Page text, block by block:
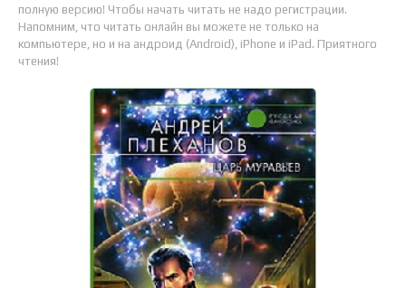
полную версию! Чтобы начать читать не надо регистрации.
Напомним, что читать онлайн вы можете не только на
компьютере, но и на андроид (Android), iPhone и iPad. Приятного
чтения!